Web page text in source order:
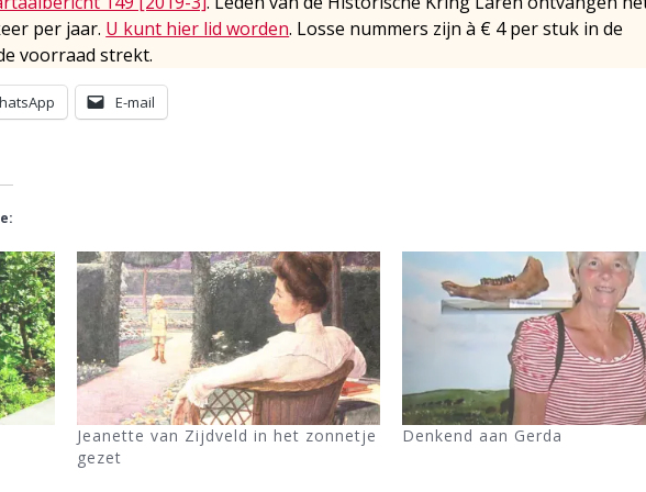
per jaar. U kunt hier lid worden. Losse nummers zijn à € 4 per stuk in de
voorraad strekt.
E-mail
Jeanette van Zijdveld in het zonnetje
gezet
Denkend aan Gerda